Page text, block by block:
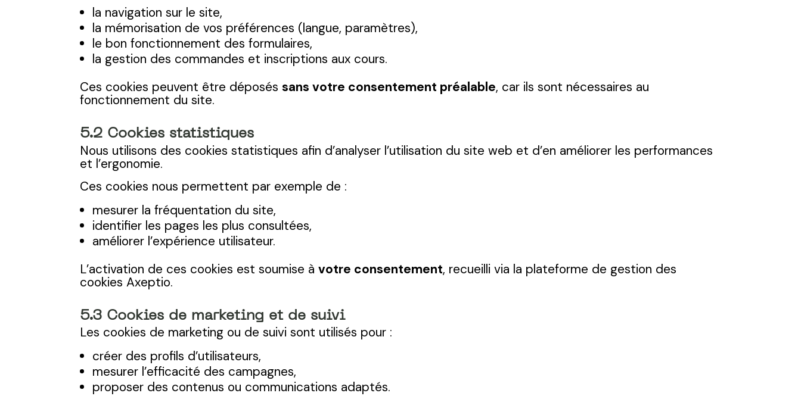
la navigation sur le site,
la mémorisation de vos préférences (langue, paramètres),
le bon fonctionnement des formulaires,
la gestion des commandes et inscriptions aux cours.
Ces cookies peuvent être déposéssans votre consentement préalable, car ils sont nécessaires au
fonctionnement du site.
5.2 Cookies statistiques
Nous utilisons des cookies statistiques afin d’analyser l’utilisation du site web et d’en améliorer les performances
et l’ergonomie.
Ces cookies nous permettent par exemple de :
mesurer la fréquentation du site,
identifier les pages les plus consultées,
améliorer l’expérience utilisateur.
L’activation de ces cookies est soumise àvotre consentement, recueilli via la plateforme de gestion des
cookies Axeptio.
5.3 Cookies de marketing et de suivi
Les cookies de marketing ou de suivi sont utilisés pour :
créer des profils d’utilisateurs,
mesurer l’efficacité des campagnes,
proposer des contenus ou communications adaptés.